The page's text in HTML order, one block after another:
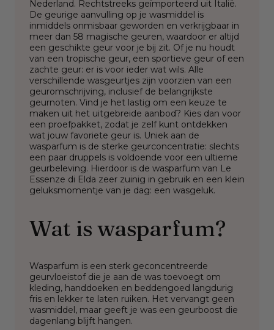
Nederland. Rechtstreeks geïmporteerd uit Italië.
De geurige aanvulling op je wasmiddel is
inmiddels onmisbaar geworden en verkrijgbaar in
meer dan 58 magische geuren, waardoor er altijd
een geschikte geur voor je bij zit. Of je nu houdt
van een tropische geur, een sportieve geur of een
zachte geur: er is voor ieder wat wils. Alle
verschillende wasgeurtjes zijn voorzien van een
geuromschrijving, inclusief de belangrijkste
geurnoten. Vind je het lastig om een keuze te
maken uit het uitgebreide aanbod? Kies dan voor
een proefpakket, zodat je zelf kunt ontdekken
wat jouw favoriete geur is. Uniek aan de
wasparfum is de sterke geurconcentratie: slechts
een paar druppels is voldoende voor een ultieme
geurbeleving. Hierdoor is de wasparfum van Le
Essenze di Elda zeer zuinig in gebruik en een klein
geluksmomentje van je dag: een wasgeluk.
Wat is wasparfum?
Wasparfum is een sterk geconcentreerde
geurvloeistof die je aan de was toevoegt om
kleding, handdoeken en beddengoed langdurig
fris en lekker te laten ruiken. Het vervangt geen
wasmiddel, maar geeft je was een geurboost die
dagenlang blijft hangen.